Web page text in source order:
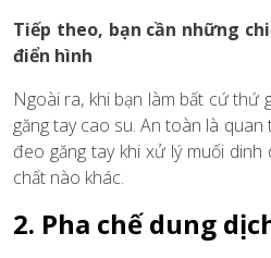
Tiếp theo, bạn cần những
điển hình
Ngoài ra, khi bạn làm bất cứ thứ
găng tay cao su. An toàn là quan
đeo găng tay khi xử lý muối
chất nào khác.
2. Pha chế dung